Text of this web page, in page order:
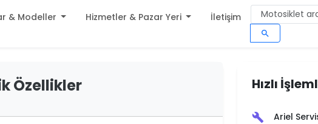
& Modeller Hizmetler & Pazar Yeri İletişim
search
Özellikler Hızlı
build Ariel